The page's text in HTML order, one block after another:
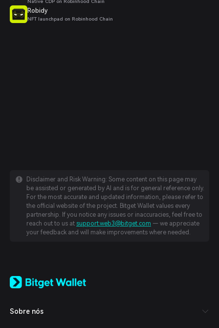
Robidy
NFT launchpad on Robinhood Chain
Disclaimer and Risk Warning: Some content on this page may
be assisted or generated by AI and is for general reference only.
For the most accurate and updated information, please refer to
the official website of the project. Bitget Wallet values every
partnership. If you notice any issues or inaccuracies, feel free to
reach out to us at support.web3@bitget.com — we appreciate
your feedback and will make improvements where needed.
日本語
Español (Latinoamérica)
Sobre nós